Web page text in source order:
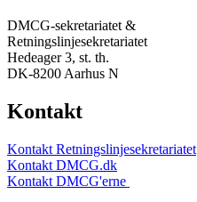
DMCG-sekretariatet &
Retningslinjesekretariatet
Hedeager 3, st. th.
DK-8200 Aarhus N
Kontakt
Kontakt Retningslinjesekretariatet
Kontakt DMCG.dk
Kontakt DMCG'erne